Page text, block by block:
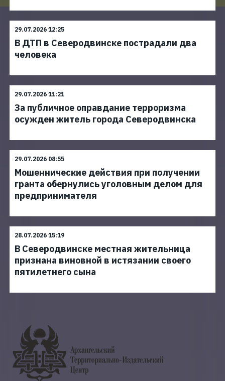
29.07.2026 12:25
В ДТП в Северодвинске пострадали два
человека
29.07.2026 11:21
За публичное оправдание терроризма
осужден житель города Северодвинска
29.07.2026 08:55
Мошеннические действия при получении
гранта обернулись уголовным делом для
предпринимателя
28.07.2026 15:19
В Северодвинске местная жительница
признана виновной в истязании своего
пятилетнего сына